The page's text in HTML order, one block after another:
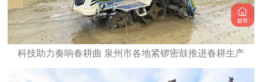
科技助力奏响春耕曲 泉州市各地紧锣密鼓推进春耕生产